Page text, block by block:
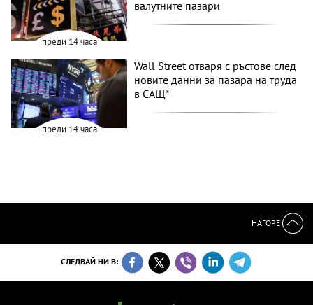
преди 14 часа
валутните пазари
преди 14 часа
Wall Street отваря с ръстове след
новите данни за пазара на труда
в САЩ*
НАГОРЕ
СЛЕДВАЙ НИ В: